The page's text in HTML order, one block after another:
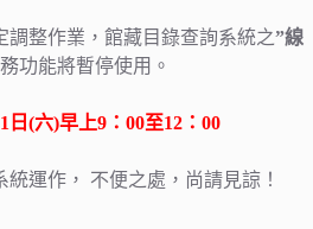
調整作業，館藏目錄查詢系統之”線
功能將暫停使用。
日(六)早上9：00至12：00
運作， 不便之處，尚請見諒！